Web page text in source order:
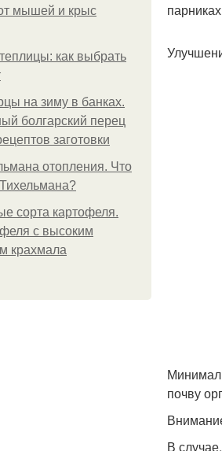
мышей и крыс
как выбрать
на зиму в банках.
болгарский перец
заготовки
отопления. Что
сорта картофеля.
с высоким
крахмала
почву
В